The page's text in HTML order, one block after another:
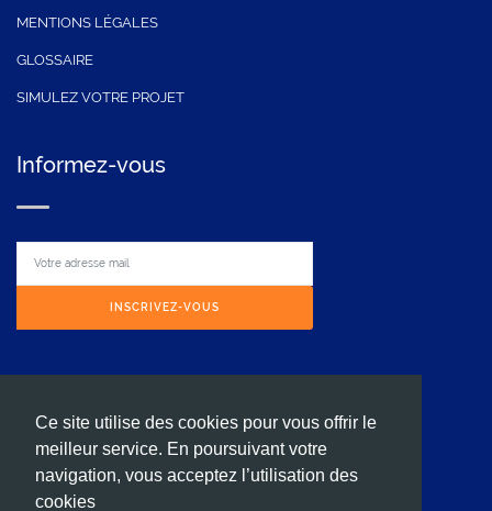
Ce site utilise des cookies pour vous offrir le
meilleur service. En poursuivant votre
navigation, vous acceptez l’utilisation des
cookies
MENTIONS LÉGALES
GLOSSAIRE
SIMULEZ VOTRE PROJET
Informez-vous
INSCRIVEZ-VOUS
64 rue Marcel Miquel 92130 ISSY LES MOULINEAUX.